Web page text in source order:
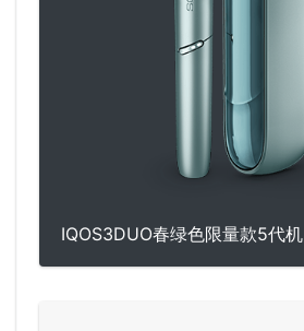
IQOS3DUO春绿色限量款5代机